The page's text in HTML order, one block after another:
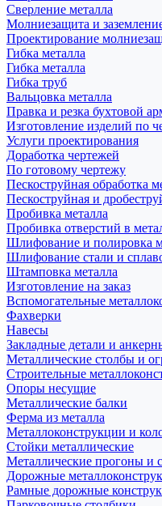
Сверление металла
Молниезащита и
Проектирование
Гибка металла
Гибка металла
Гибка труб
Вальцовка металла
Правка и резка бухтовой
Изготовление изделий по
Услуги проектирования
Доработка чертежей
По готовому чертежу
Пескоструйная обработка
Пескоструйная и
Пробивка металла
Пробивка отверстий в
Шлифование и полировка
Шлифование стали и
Штамповка металла
Изготовление на заказ
Вспомогательные
Фахверки
Навесы
Закладные детали и
Металлические столбы и
Строительные
Опоры несущие
Металлические балки
Ферма из металла
Металлоконструкции и
Стойки металлические
Металлические прогоны и
Дорожные
Рамные дорожные